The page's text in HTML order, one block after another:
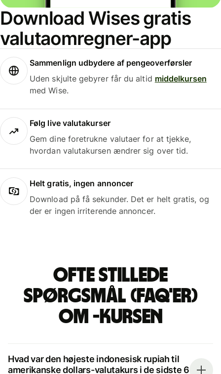
Download Wises gratis
valutaomregner-app
Sammenlign udbydere af pengeoverførsler
Uden skjulte gebyrer får du altid middelkursen
med Wise.
Følg live valutakurser
Gem dine foretrukne valutaer for at tjekke,
hvordan valutakursen ændrer sig over tid.
Helt gratis, ingen annoncer
Download på få sekunder. Det er helt gratis, og
der er ingen irriterende annoncer.
Ofte stillede
spørgsmål (FAQ'er)
om -kursen
Hvad var den højeste indonesisk rupiah til
amerikanske dollars-valutakurs i de sidste 6